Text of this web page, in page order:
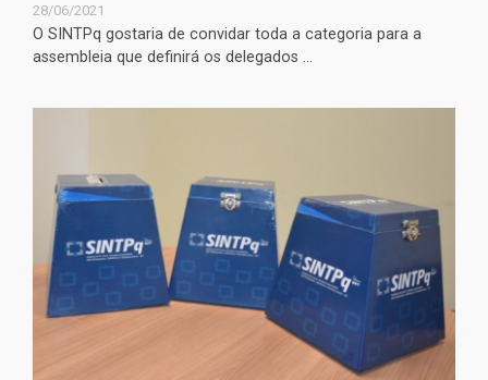
28/06/2021
O SINTPq gostaria de convidar toda a categoria para a
assembleia que definirá os delegados ...